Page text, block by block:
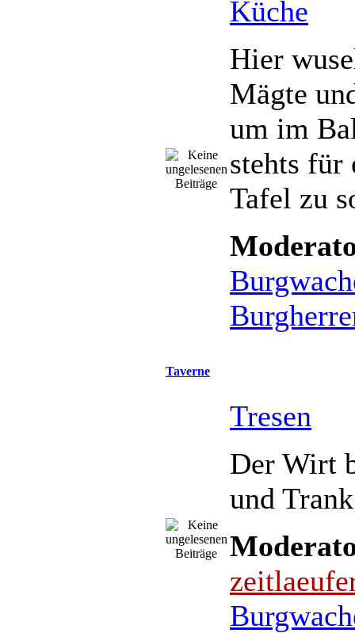
Küche
Hier
Mägte
um im
stehts für
Tafel zu
Taverne
Tresen
Der Wirt
und